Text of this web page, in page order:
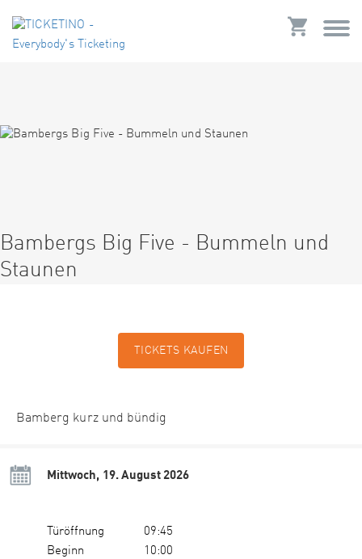
Bambergs Big Five - Bummeln und
Staunen
TICKETS KAUFEN
Bamberg kurz und bündig
Mittwoch, 19. August 2026
Türöffnung
09:45
Beginn
10:00